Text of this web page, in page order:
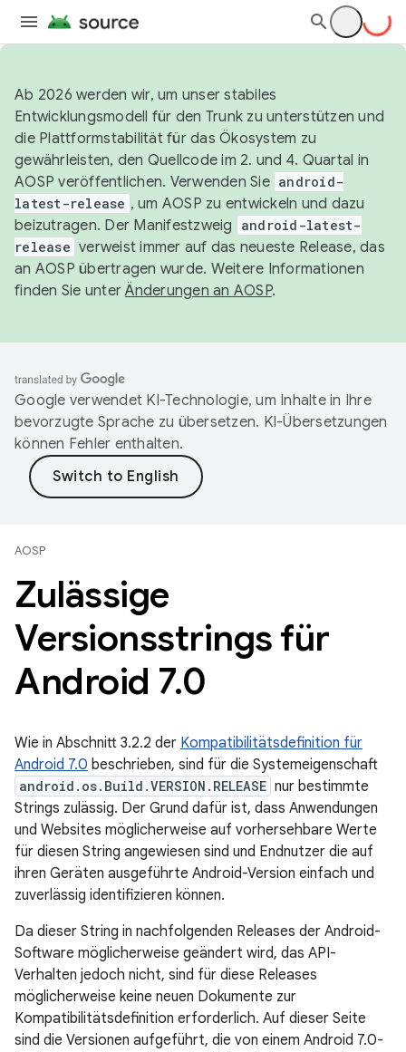
Ab 2026 werden wir, um unser stabiles
Entwicklungsmodell für den Trunk zu unterstützen und
die Plattformstabilität für das Ökosystem zu
gewährleisten, den Quellcode im 2. und 4. Quartal in
AOSP veröffentlichen. Verwenden Sie android-
latest-release , um AOSP zu entwickeln und dazu
beizutragen. Der Manifestzweig
android-latest-
release verweist immer auf das neueste Release, das
an AOSP übertragen wurde. Weitere Informationen
finden Sie unterÄnderungen an AOSP.
Google verwendet KI-Technologie, um Inhalte in Ihre
bevorzugte Sprache zu übersetzen. KI-Übersetzungen
können Fehler enthalten.
AOSP
Zulässige
Versionsstrings für
Android 7.0
Wie in Abschnitt 3.2.2 der Kompatibilitätsdefinition für
Android 7.0 beschrieben, sind für die Systemeigenschaft
android.os.Build.VERSION.RELEASE nur bestimmte
Strings zulässig. Der Grund dafür ist, dass Anwendungen
und Websites möglicherweise auf vorhersehbare Werte
für diesen String angewiesen sind und Endnutzer die auf
ihren Geräten ausgeführte Android-Version einfach und
zuverlässig identifizieren können.
Da dieser String in nachfolgenden Releases der Android-
Software möglicherweise geändert wird, das API-
Verhalten jedoch nicht, sind für diese Releases
möglicherweise keine neuen Dokumente zur
Kompatibilitätsdefinition erforderlich. Auf dieser Seite
sind die Versionen aufgeführt, die von einem Android 7.0-